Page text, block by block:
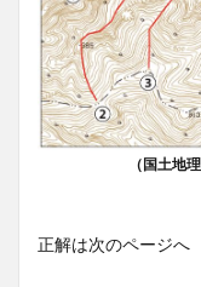
（国土地
正解は次のページへ